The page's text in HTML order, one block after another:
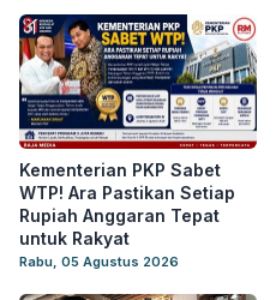
Kementerian PKP Sabet
WTP! Ara Pastikan Setiap
Rupiah Anggaran Tepat
untuk Rakyat
Rabu, 05 Agustus 2026